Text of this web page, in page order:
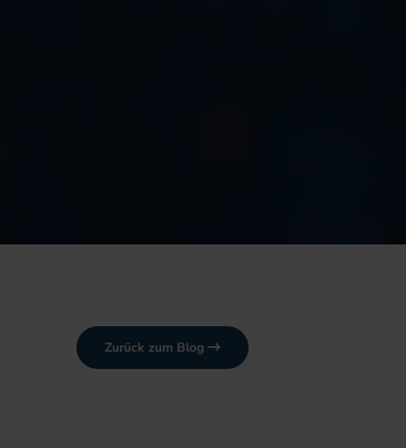
Zurück zum Blog